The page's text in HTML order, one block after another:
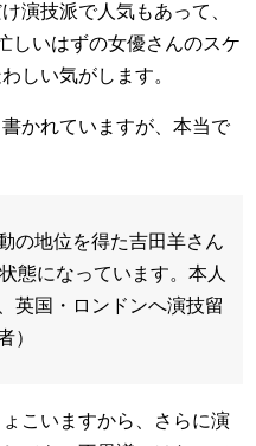
演技派で人気もあって、
しいはずの女優さんのスケ
しい気がします。
かれていますが、本当で
の地位を得た吉田羊さん
態になっています。本人
英国・ロンドンへ演技留
）
こいますから、さらに演